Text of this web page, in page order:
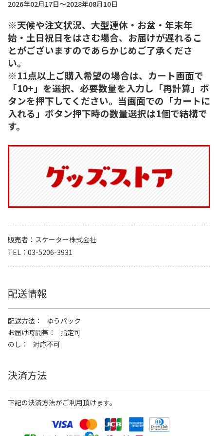
2026年02月17日～2028年08月10日
※天候や注文状況、大型連休・お盆・年末年
始・土日祝日をはさむ場合、お届けが遅れるこ
とがございますのであらかじめご了承くださ
い。
※11点以上ご購入希望の場合は、カート画面で
「10+」を選択、必要数量を入力し「再計算」ボ
タンを押下してください。当画面での「カートに
入れる」ボタン押下時の数量選択は1個で結構で
す。
販売者
スケーター株式会社
TEL
03-5206-3931
配送情報
配送方法
ゆうパック
お届け時間帯
指定可
のし
対応不可
決済方法
下記の決済方法がご利用頂けます。